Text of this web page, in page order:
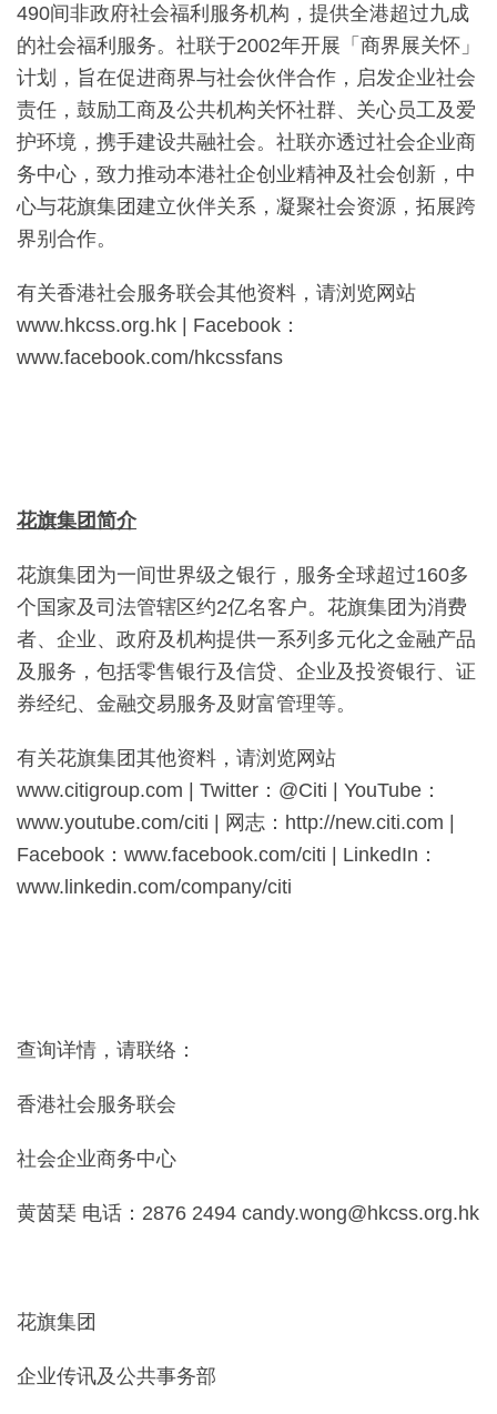
490间非政府社会福利服务机构，提供全港超过九成
的社会福利服务。社联于2002年开展「商界展关怀」
计划，旨在促进商界与社会伙伴合作，启发企业社会
责任，鼓励工商及公共机构关怀社群、关心员工及爱
护环境，携手建设共融社会。社联亦透过社会企业商
务中心，致力推动本港社企创业精神及社会创新，中
心与花旗集团建立伙伴关系，凝聚社会资源，拓展跨
界别合作。
有关香港社会服务联会其他资料，请浏览网站
www.hkcss.org.hk | Facebook：
www.facebook.com/hkcssfans
花旗集团简介
花旗集团为一间世界级之银行，服务全球超过160多
个国家及司法管辖区约2亿名客户。花旗集团为消费
者、企业、政府及机构提供一系列多元化之金融产品
及服务，包括零售银行及信贷、企业及投资银行、证
券经纪、金融交易服务及财富管理等。
有关花旗集团其他资料，请浏览网站
www.citigroup.com | Twitter：@Citi | YouTube：
www.youtube.com/citi | 网志：http://new.citi.com |
Facebook：www.facebook.com/citi | LinkedIn：
www.linkedin.com/company/citi
查询详情，请联络：
香港社会服务联会
社会企业商务中心
黄茵琹 电话： 2876 2494 candy.wong@hkcss.org.hk
花旗集团
企业传讯及公共事务部